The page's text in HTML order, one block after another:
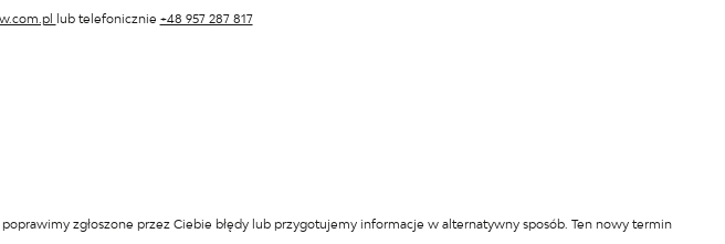
lub telefonicznie +48 957 287 817
zgłoszone przez Ciebie błędy lub przygotujemy informacje w alternatywny sposób. Ten nowy termin